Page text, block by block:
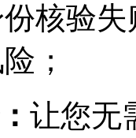
核验
；
让您无